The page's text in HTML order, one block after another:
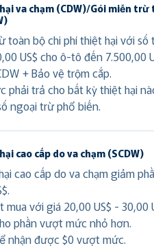
va chạm (CDW)/Gói miễn
toàn bộ chi phí thiệt hại với
US$ cho ô-tô đến 7.500,00
+ Bảo vệ trộm cắp.
phải trả cho bất kỳ thiệt hại
ngoại trừ phổ biến.
cao cấp do va chạm (SCDW)
cao cấp do va chạm giảm
với giá 20,00 US$ - 30,00
phần vượt mức nhỏ hơn.
nhận được $0 vượt mức.